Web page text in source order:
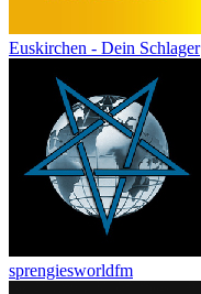
Euskirchen - Dein Schlager
sprengiesworldfm